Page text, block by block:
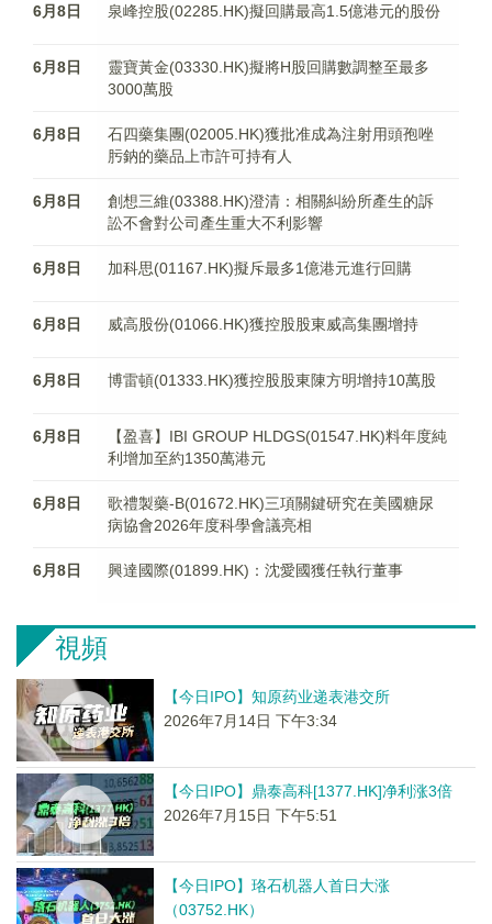
6月8日 泉峰控股(02285.HK)擬回購最高1.5億港元的股份
6月8日
靈寶黃金(03330.HK)擬將H股回購數調整至最多
3000萬股
6月8日
石四藥集團(02005.HK)獲批准成為注射用頭孢唑
肟鈉的藥品上市許可持有人
6月8日
創想三維(03388.HK)澄清：相關糾紛所產生的訴
訟不會對公司產生重大不利影響
6月8日 加科思(01167.HK)擬斥最多1億港元進行回購
6月8日 威高股份(01066.HK)獲控股股東威高集團增持
6月8日 博雷頓(01333.HK)獲控股股東陳方明增持10萬股
6月8日
【盈喜】IBI GROUP HLDGS(01547.HK)料年度純
利增加至約1350萬港元
6月8日
歌禮製藥-B(01672.HK)三項關鍵研究在美國糖尿
病協會2026年度科學會議亮相
6月8日 興達國際(01899.HK)：沈愛國獲任執行董事
視頻
【今日IPO】知原药业递表港交所
2026年7月14日 下午3:34
【今日IPO】鼎泰高科[1377.HK]净利涨3倍
2026年7月15日 下午5:51
【今日IPO】珞石机器人首日大涨
（03752.HK）